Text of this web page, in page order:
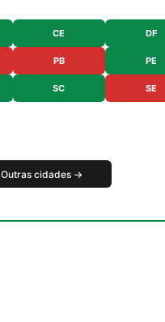
CE DF
PB PE
SC SE
Outras cidades →